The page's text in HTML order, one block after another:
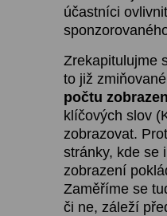
účastníci
Zrekapitulujme
to již
počtu
klíčových slov
zobrazovat.
stránky, kde se
zobrazení
Zaměříme se
či ne, záleží